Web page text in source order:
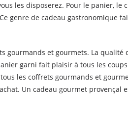
les disposerez. Pour le panier, le
genre de cadeau gastronomique
gourmands et gourmets. La qualité
garni fait plaisir à tous les
les coffrets gourmands et
Un cadeau gourmet provençal